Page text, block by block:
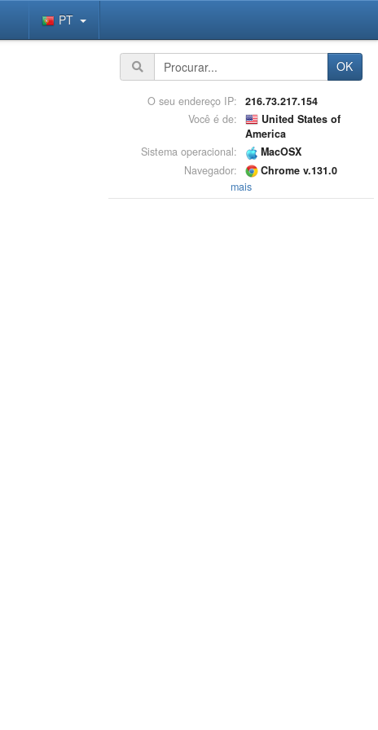
PT
OK
O seu endereço IP:
216.73.217.154
Você é de:
United States of
America
Sistema operacional:
MacOSX
Navegador:
Chrome v.131.0
mais